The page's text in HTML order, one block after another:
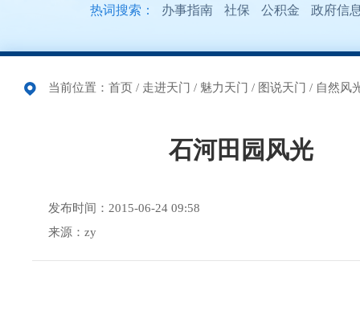
热词搜索： 办事指南 社保 公积金 政府信
当前位置： 首页 / 走进天门 / 魅力天门 / 图说天门 / 自然风
石河田园风光
发布时间：2015-06-24 09:58
来源：zy